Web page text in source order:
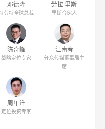
邓德隆
劳特全球总裁
劳拉·里斯
里斯合伙人
陈奇峰
战略定位专家
江南春
分众传媒董事局主
席
周年洋
定位投资专家